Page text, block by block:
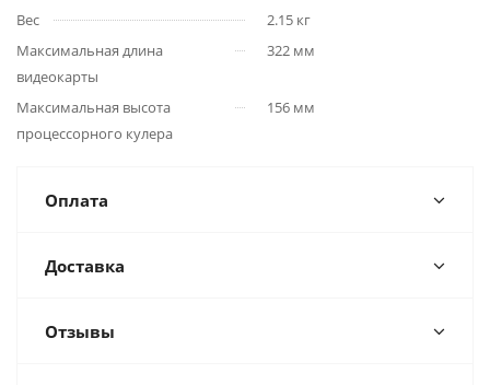
Вес
2.15 кг
Максимальная длина
видеокарты
322 мм
Максимальная высота
процессорного кулера
156 мм
Оплата
Доставка
Отзывы